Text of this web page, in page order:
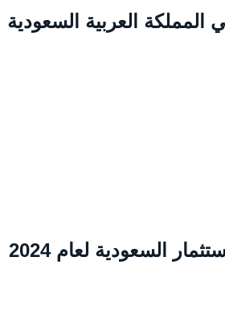
العربية السعودية
السعودية لعام 2024